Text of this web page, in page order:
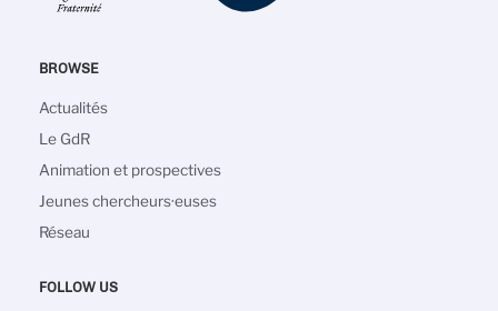
BROWSE
Navigation
principale
Actualités
Le GdR
Animation et prospectives
Jeunes chercheurs·euses
Réseau
FOLLOW US